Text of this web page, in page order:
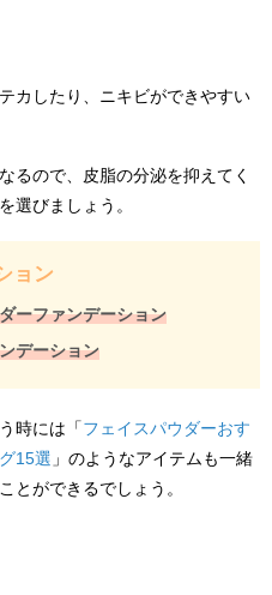
カしたり、ニキビができやすい
るので、皮脂の分泌を抑えてく
選びましょう。
ョン
ーファンデーション
デーション
時には「フェイスパウダーおす
15選 」のようなアイテムも一緒
とができるでしょう。